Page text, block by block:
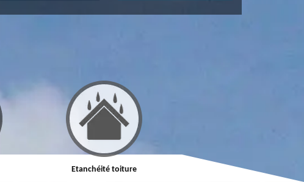
Etanchéité toiture Réparation de toiture